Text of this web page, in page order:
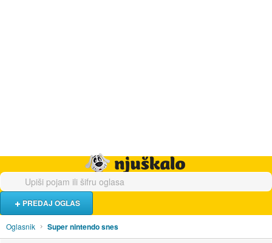
PREDAJ OGLAS
Oglasnik Super nintendo snes